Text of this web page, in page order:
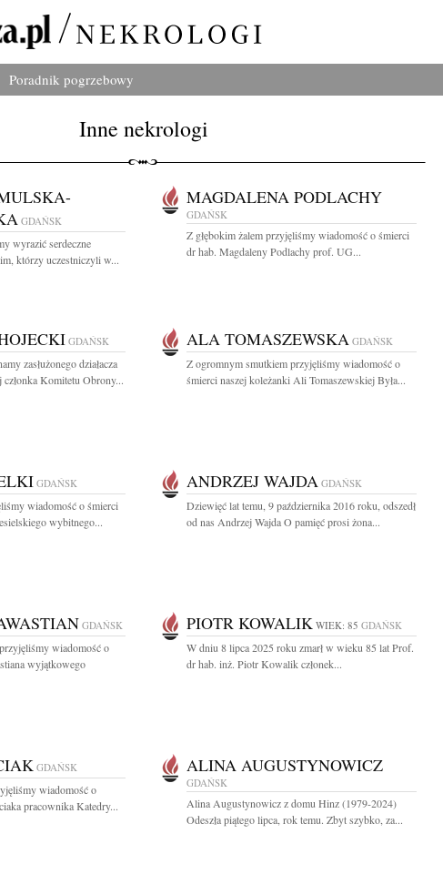
Poradnik pogrzebowy
Inne nekrologi
GDAŃSK
wyrazić serdeczne
którzy uczestniczyli w...
MAGDALENA PODLACHY
GDAŃSK
Z głębokim żalem przyjęliśmy wiadomość o śmierci
dr hab. Magdaleny Podlachy prof. UG...
GDAŃSK
zasłużonego działacza
Komitetu Obrony...
ALA TOMASZEWSKA GDAŃSK
Z ogromnym smutkiem przyjęliśmy wiadomość o
śmierci naszej koleżanki Ali Tomaszewskiej Była...
GDAŃSK
wiadomość o śmierci
wybitnego...
ANDRZEJ WAJDA GDAŃSK
Dziewięć lat temu, 9 października 2016 roku, odszedł
od nas Andrzej Wajda O pamięć prosi żona...
GDAŃSK
wiadomość o
wyjątkowego
PIOTR KOWALIK WIEK: 85 GDAŃSK
W dniu 8 lipca 2025 roku zmarł w wieku 85 lat Prof.
dr hab. inż. Piotr Kowalik członek...
GDAŃSK
wiadomość o
pracownika Katedry...
ALINA AUGUSTYNOWICZ
GDAŃSK
Alina Augustynowicz z domu Hinz (1979-2024)
Odeszła piątego lipca, rok temu. Zbyt szybko, za...